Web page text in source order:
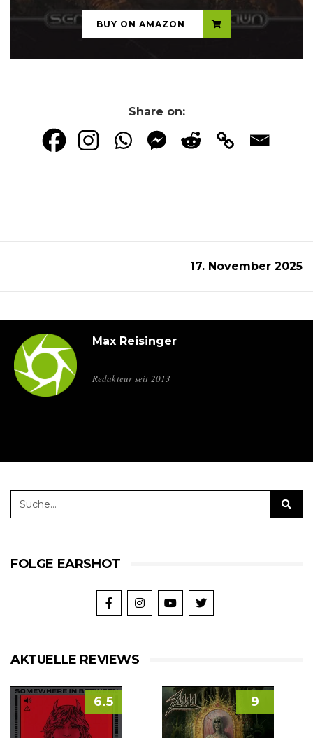
BUY ON AMAZON
Share on:
17. November 2025
Max Reisinger
Redakteur seit 2013
FOLGE EARSHOT
AKTUELLE REVIEWS
6.5 9